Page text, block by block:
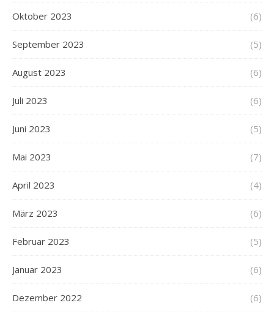
Oktober 2023 (6)
September 2023 (5)
August 2023 (6)
Juli 2023 (6)
Juni 2023 (5)
Mai 2023 (7)
April 2023 (4)
März 2023 (6)
Februar 2023 (5)
Januar 2023 (6)
Dezember 2022 (6)